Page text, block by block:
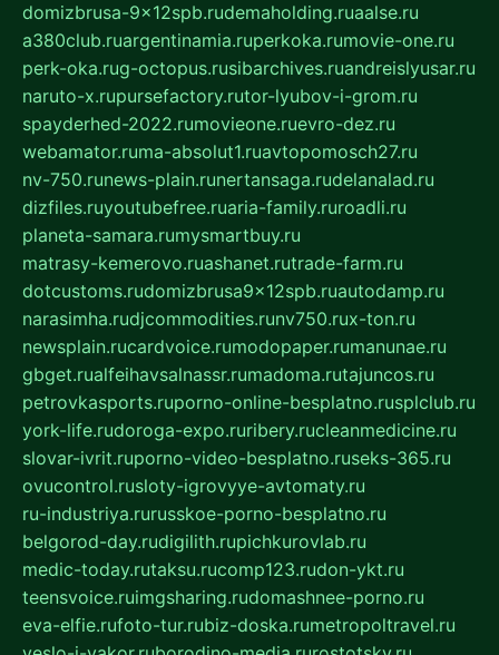
domizbrusa-9x12spb.rudemaholding.ruaalse.ru
a380club.ruargentinamia.ruperkoka.rumovie-one.ru
perk-oka.rug-octopus.rusibarchives.ruandreislyusar.ru
naruto-x.rupursefactory.rutor-lyubov-i-grom.ru
spayderhed-2022.rumovieone.ruevro-dez.ru
webamator.ruma-absolut1.ruavtopomosch27.ru
nv-750.runews-plain.runertansaga.rudelanalad.ru
dizfiles.ruyoutubefree.ruaria-family.ruroadli.ru
planeta-samara.rumysmartbuy.ru
matrasy-kemerovo.ruashanet.rutrade-farm.ru
dotcustoms.rudomizbrusa9x12spb.ruautodamp.ru
narasimha.rudjcommodities.runv750.rux-ton.ru
newsplain.rucardvoice.rumodopaper.rumanunae.ru
gbget.rualfeihavsalnassr.rumadoma.rutajuncos.ru
petrovkasports.ruporno-online-besplatno.rusplclub.ru
york-life.rudoroga-expo.ruribery.rucleanmedicine.ru
slovar-ivrit.ruporno-video-besplatno.ruseks-365.ru
ovucontrol.rusloty-igrovyye-avtomaty.ru
ru-industriya.rurusskoe-porno-besplatno.ru
belgorod-day.rudigilith.rupichkurovlab.ru
medic-today.rutaksu.rucomp123.rudon-ykt.ru
teensvoice.ruimgsharing.rudomashnee-porno.ru
eva-elfie.rufoto-tur.rubiz-doska.rumetropoltravel.ru